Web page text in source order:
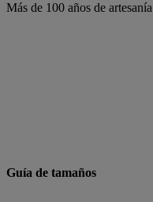
Más de 100 años de artesanía
Guía de tamaños